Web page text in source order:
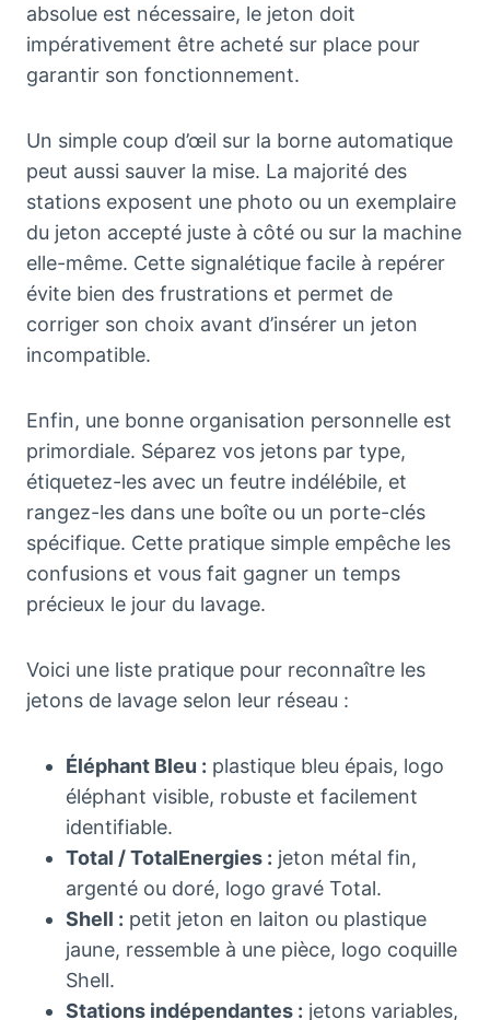
absolue est nécessaire, le jeton doit
impérativement être acheté sur place pour
garantir son fonctionnement.
Un simple coup d’œil sur la borne automatique
peut aussi sauver la mise. La majorité des
stations exposent une photo ou un exemplaire
du jeton accepté juste à côté ou sur la machine
elle-même. Cette signalétique facile à repérer
évite bien des frustrations et permet de
corriger son choix avant d’insérer un jeton
incompatible.
Enfin, une bonne organisation personnelle est
primordiale. Séparez vos jetons par type,
étiquetez-les avec un feutre indélébile, et
rangez-les dans une boîte ou un porte-clés
spécifique. Cette pratique simple empêche les
confusions et vous fait gagner un temps
précieux le jour du lavage.
Voici une liste pratique pour reconnaître les
jetons de lavage selon leur réseau :
Éléphant Bleu : plastique bleu épais, logo
éléphant visible, robuste et facilement
identifiable.
Total / TotalEnergies : jeton métal fin,
argenté ou doré, logo gravé Total.
Shell : petit jeton en laiton ou plastique
jaune, ressemble à une pièce, logo coquille
Shell.
Stations indépendantes : jetons variables,